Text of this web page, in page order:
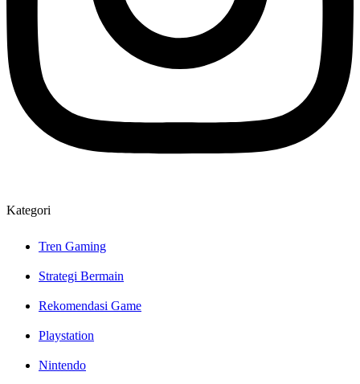
Kategori
Tren Gaming
Strategi Bermain
Rekomendasi Game
Playstation
Nintendo